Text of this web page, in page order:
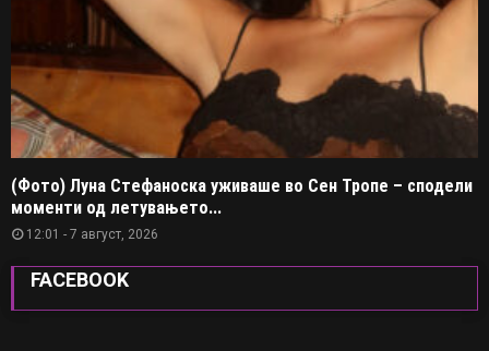
(Фото) Луна Стефаноска уживаше во Сен Тропе – сподели
моменти од летувањето...
12:01 - 7 август, 2026
FACEBOOK